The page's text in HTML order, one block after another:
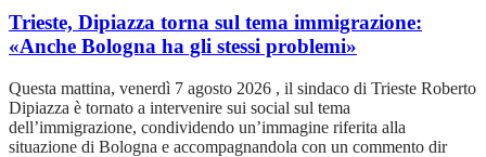
Trieste, Dipiazza torna sul tema immigrazione:
«Anche Bologna ha gli stessi problemi»
Questa mattina, venerdì 7 agosto 2026 , il sindaco di Trieste Roberto
Dipiazza è tornato a intervenire sui social sul tema
dell’immigrazione, condividendo un’immagine riferita alla
situazione di Bologna e accompagnandola con un commento dir